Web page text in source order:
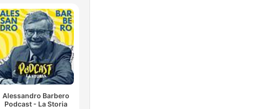
Alessandro Barbero
Podcast - La Storia